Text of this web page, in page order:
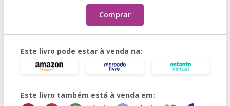
Comprar
Este livro pode estar à venda na:
Este livro também está à venda em: